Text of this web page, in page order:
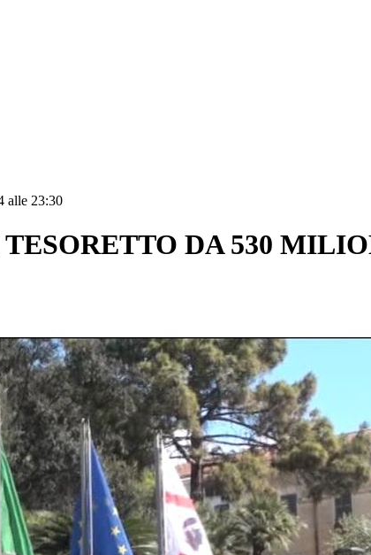
alle 23:30
DA 530